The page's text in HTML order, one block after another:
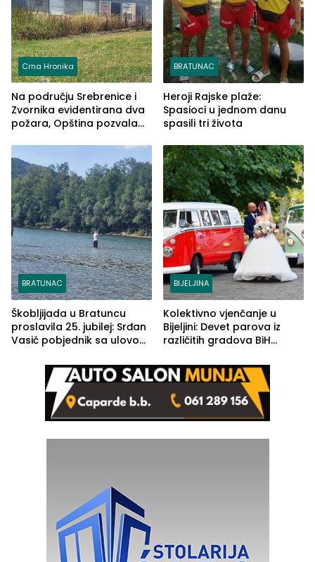
Crna Hronika
Na području Srebrenice i
Zvornika evidentirana dva
požara, Opština pozvala
BRATUNAC
Heroji Rajske plaže:
Spasioci u jednom danu
spasili tri života
BRATUNAC
Škobljijada u Bratuncu
proslavila 25. jubilej: Srđan
Vasić pobjednik sa ulovom
BIJELJINA
Kolektivno vjenčanje u
Bijeljini: Devet parova iz
različitih gradova BiH